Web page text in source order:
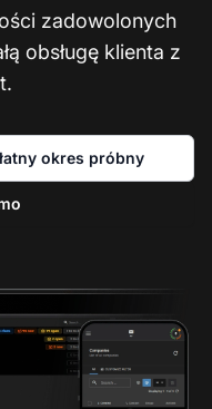
zadowolonych
obsługę klienta z
okres próbny